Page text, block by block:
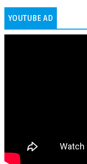
YOUTUBE AD